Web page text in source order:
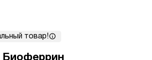
товар!
Биоферрин